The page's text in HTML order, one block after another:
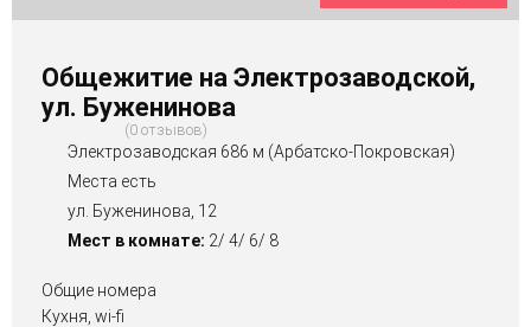
Общежитие на Электрозаводской,
ул. Буженинова
0 отзывов
Электрозаводская 686 м (Арбатско-Покровская)
Места есть
ул. Буженинова, 12
Мест в комнате: 2/ 4/ 6/ 8
Общие номера
Кухня, wi-fi